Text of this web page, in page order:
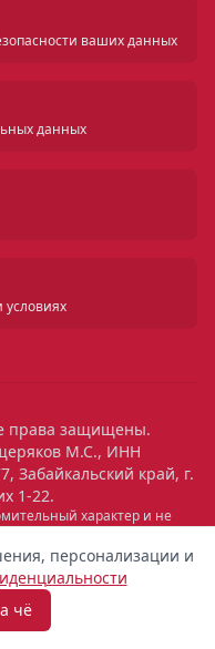
персонализации и
чё
ваших данных
данных
условиях
права защищены.
М.С., ИНН
Забайкальский край, г.
1-22.
характер и не
микрозаймов уточняйте
которое
влечет штрафы
предоставляются
в реестре ЦБ РФ.